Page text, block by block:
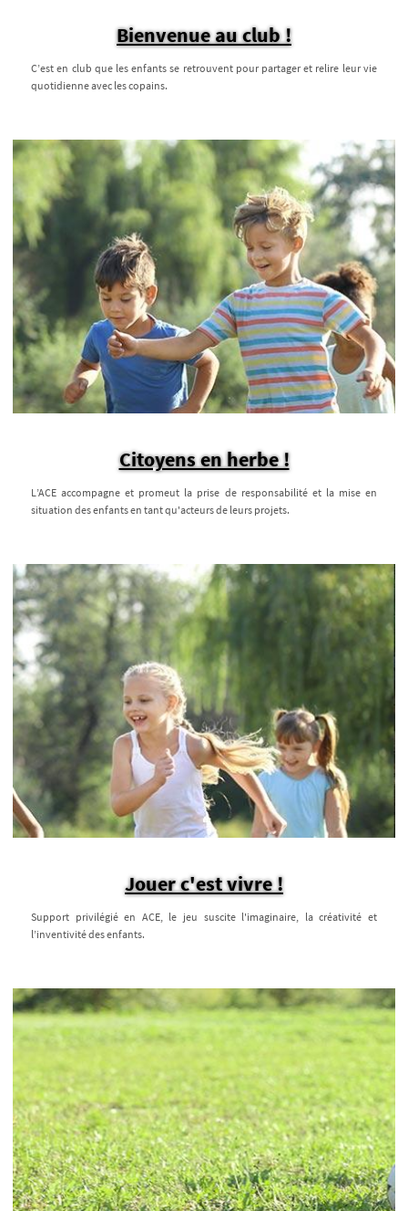
Bienvenue au club !
C’est en club que les enfants se retrouvent pour partager et relire leur vie
quotidienne avec les copains.
Citoyens en herbe !
L’ACE accompagne et promeut la prise de responsabilité et la mise en
situation des enfants en tant qu'acteurs de leurs projets.
Jouer c'est vivre !
Support privilégié en ACE, le jeu suscite l'imaginaire, la créativité et
l’inventivité des enfants.